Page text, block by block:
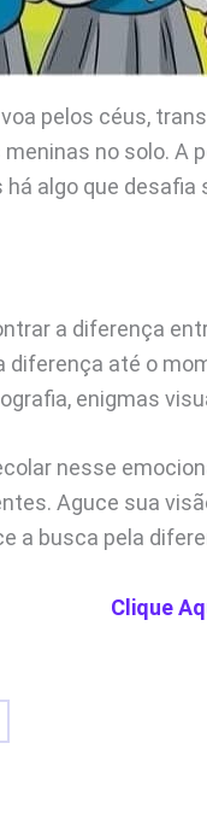
pelos céus,
no solo. A
algo que desafia
a diferença
diferença até o
enigmas
nesse
Aguce sua
a busca pela
Clique